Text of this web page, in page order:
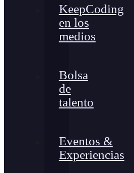
KeepCoding
en los
medios
Bolsa
de
talento
Eventos &
Experiencias